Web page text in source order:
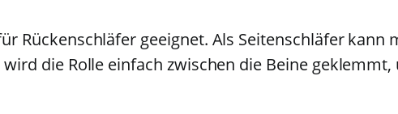
Rückenschläfer geeignet. Als Seitenschläfer kann
die Rolle einfach zwischen die Beine